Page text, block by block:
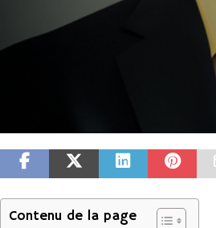
Contenu de la page